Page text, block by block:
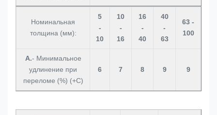
Номинальная
толщина (мм):
5
-
10
10
-
16
16
-
40
40
-
63
63 -
100
А.- Минимальное
удлинение при
переломе (%) (+C)
6 7 8 9 9